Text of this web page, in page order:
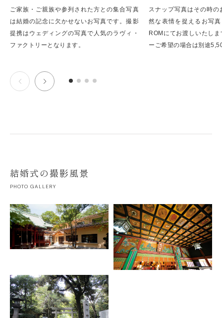
ご家族・ご親族や参列された方との集合写真
は結婚の記念に欠かせないお写真です。撮影
提携はウェディングの写真で人気のラヴィ・
ファクトリーとなります。
スナップ写真はその時
然な表情を捉えるお写
ROMにてお渡しいたし
ーご希望の場合は別途
結婚式の撮影風景
PHOTO GALLERY